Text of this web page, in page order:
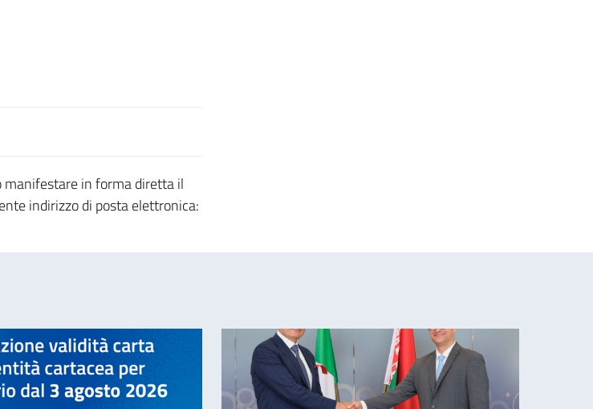
manifestare in forma diretta il
indirizzo di posta elettronica: